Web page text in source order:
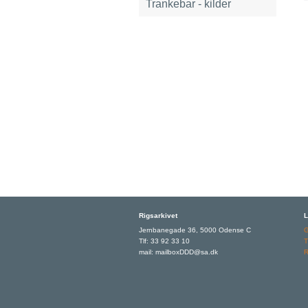
Trankebar - kilder
Rigsarkivet
Jernbanegade 36, 5000 Odense C
Tlf: 33 92 33 10
mail: mailboxDDD@sa.dk